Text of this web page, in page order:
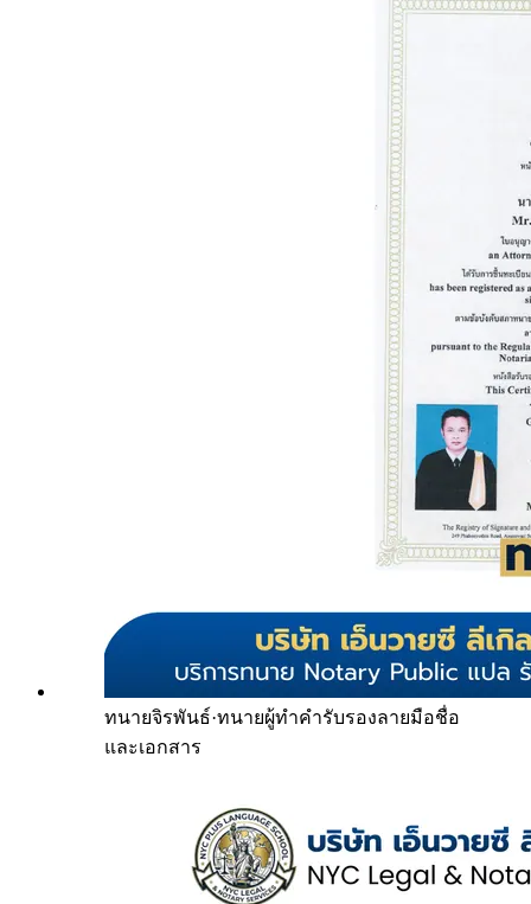
ทนายจิรพันธ์·ทนายผู้ทำคำรับรองลายมือชื่อ
และเอกสาร